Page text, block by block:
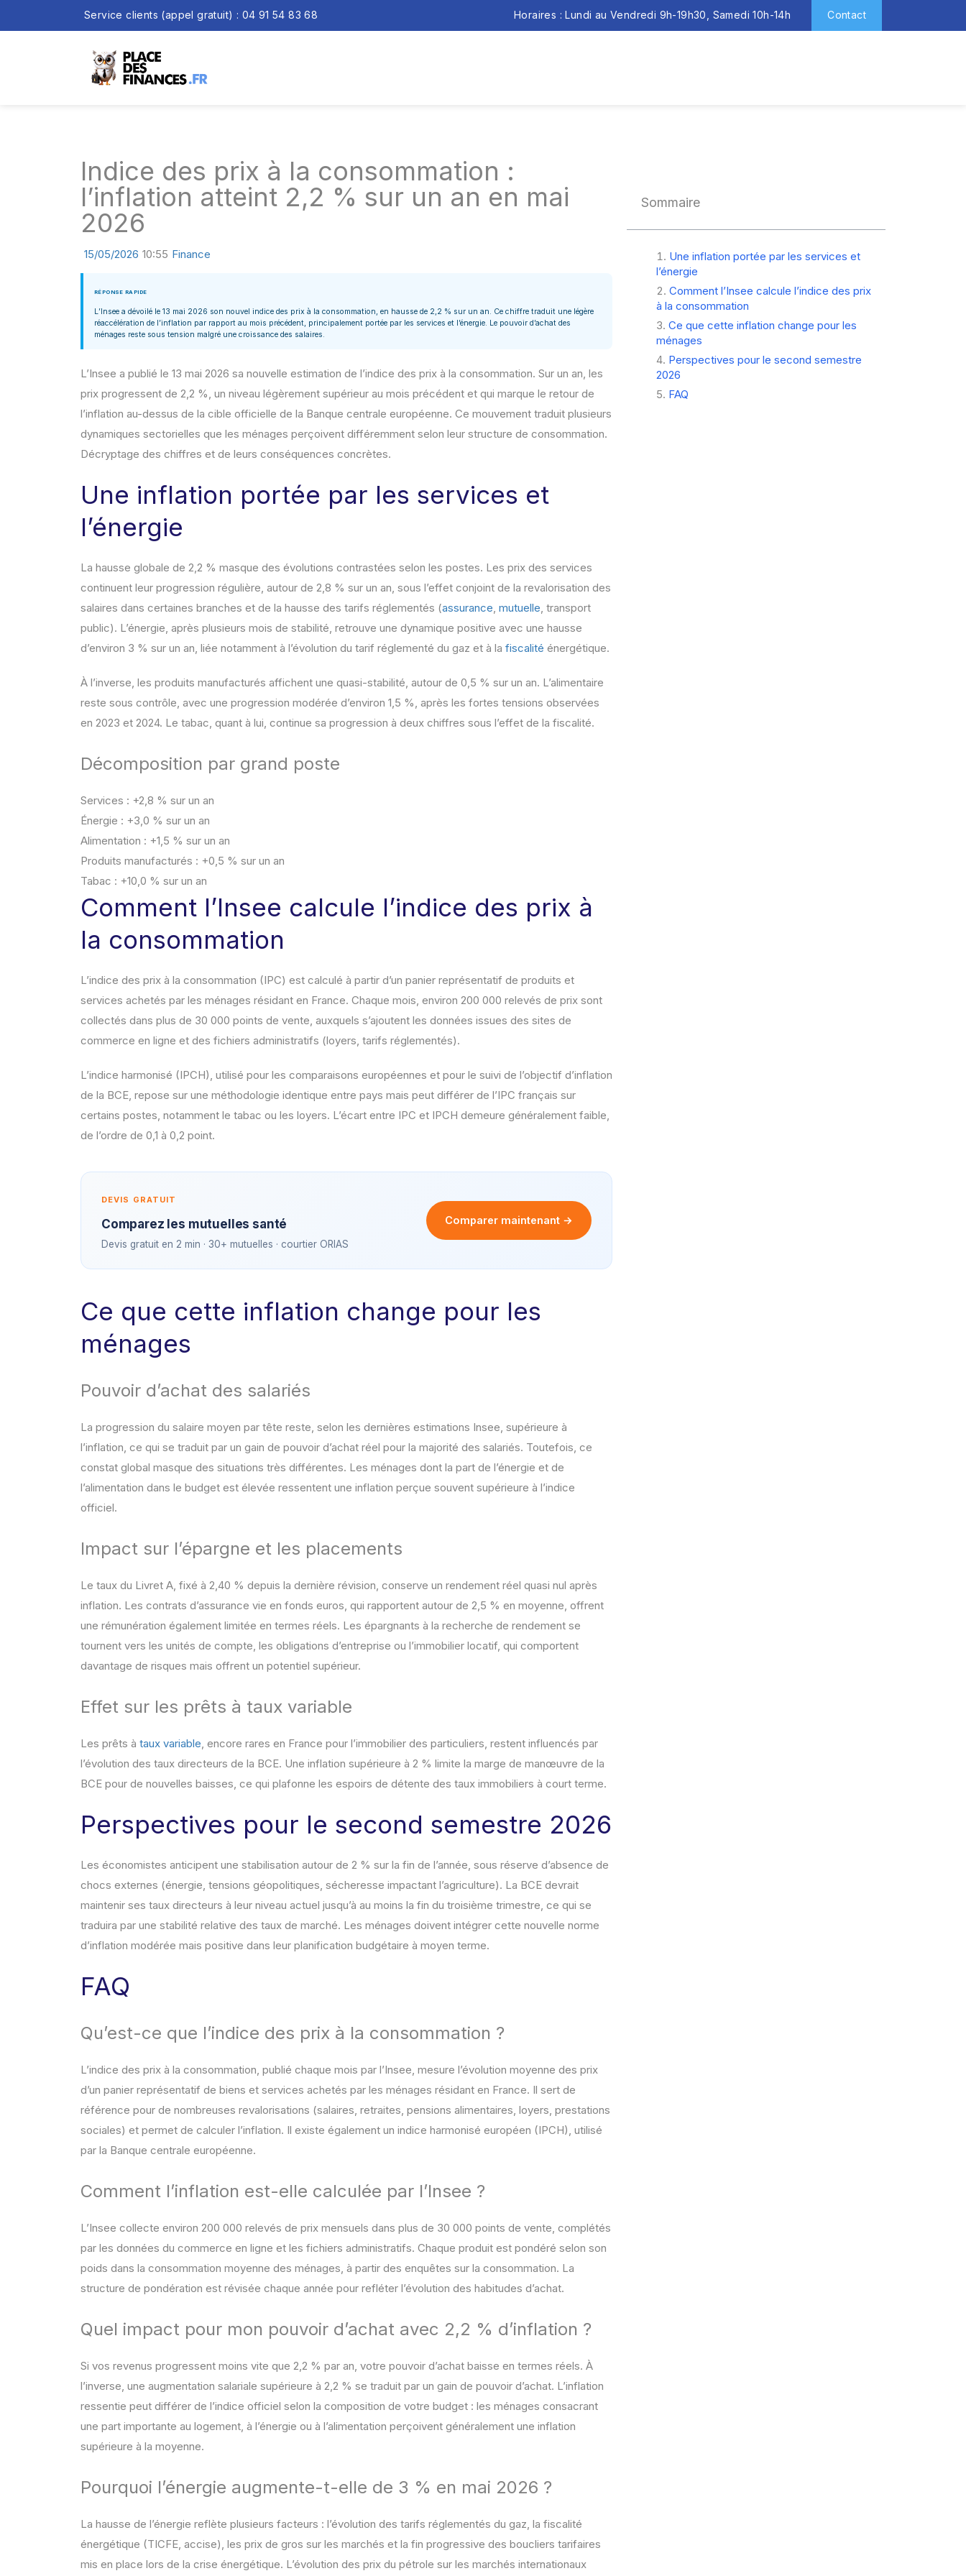
Service clients (appel gratuit) : 04 91 54 83 68 Horaires : Lundi au Vendredi 9h-19h30, Samedi 10h-14h Contact
Indice des prix à la consommation :
l’inflation atteint 2,2 % sur un an en mai
2026
15/05/2026 10:55 Finance
RÉPONSE RAPIDE
L’Insee a dévoilé le 13 mai 2026 son nouvel indice des prix à la consommation, en hausse de 2,2 % sur un an. Ce chiffre traduit une légère
réaccélération de l’inflation par rapport au mois précédent, principalement portée par les services et l’énergie. Le pouvoir d’achat des
ménages reste sous tension malgré une croissance des salaires.
L’Insee a publié le 13 mai 2026 sa nouvelle estimation de l’indice des prix à la consommation. Sur un an, les
prix progressent de 2,2 %, un niveau légèrement supérieur au mois précédent et qui marque le retour de
l’inflation au-dessus de la cible officielle de la Banque centrale européenne. Ce mouvement traduit plusieurs
dynamiques sectorielles que les ménages perçoivent différemment selon leur structure de consommation.
Décryptage des chiffres et de leurs conséquences concrètes.
Une inflation portée par les services et
l’énergie
La hausse globale de 2,2 % masque des évolutions contrastées selon les postes. Les prix des services
continuent leur progression régulière, autour de 2,8 % sur un an, sous l’effet conjoint de la revalorisation des
salaires dans certaines branches et de la hausse des tarifs réglementés (assurance, mutuelle, transport
public). L’énergie, après plusieurs mois de stabilité, retrouve une dynamique positive avec une hausse
d’environ 3 % sur un an, liée notamment à l’évolution du tarif réglementé du gaz et à la fiscalité énergétique.
À l’inverse, les produits manufacturés affichent une quasi-stabilité, autour de 0,5 % sur un an. L’alimentaire
reste sous contrôle, avec une progression modérée d’environ 1,5 %, après les fortes tensions observées
en 2023 et 2024. Le tabac, quant à lui, continue sa progression à deux chiffres sous l’effet de la fiscalité.
Décomposition par grand poste
Services : +2,8 % sur un an
Énergie : +3,0 % sur un an
Alimentation : +1,5 % sur un an
Produits manufacturés : +0,5 % sur un an
Tabac : +10,0 % sur un an
Comment l’Insee calcule l’indice des prix à
la consommation
L’indice des prix à la consommation (IPC) est calculé à partir d’un panier représentatif de produits et
services achetés par les ménages résidant en France. Chaque mois, environ 200 000 relevés de prix sont
collectés dans plus de 30 000 points de vente, auxquels s’ajoutent les données issues des sites de
commerce en ligne et des fichiers administratifs (loyers, tarifs réglementés).
L’indice harmonisé (IPCH), utilisé pour les comparaisons européennes et pour le suivi de l’objectif d’inflation
de la BCE, repose sur une méthodologie identique entre pays mais peut différer de l’IPC français sur
certains postes, notamment le tabac ou les loyers. L’écart entre IPC et IPCH demeure généralement faible,
de l’ordre de 0,1 à 0,2 point.
DEVIS GRATUIT
Comparez les mutuelles santé
Devis gratuit en 2 min · 30+ mutuelles · courtier ORIAS
Comparer maintenant →
Ce que cette inflation change pour les
ménages
Pouvoir d’achat des salariés
La progression du salaire moyen par tête reste, selon les dernières estimations Insee, supérieure à
l’inflation, ce qui se traduit par un gain de pouvoir d’achat réel pour la majorité des salariés. Toutefois, ce
constat global masque des situations très différentes. Les ménages dont la part de l’énergie et de
l’alimentation dans le budget est élevée ressentent une inflation perçue souvent supérieure à l’indice
officiel.
Impact sur l’épargne et les placements
Le taux du Livret A, fixé à 2,40 % depuis la dernière révision, conserve un rendement réel quasi nul après
inflation. Les contrats d’assurance vie en fonds euros, qui rapportent autour de 2,5 % en moyenne, offrent
une rémunération également limitée en termes réels. Les épargnants à la recherche de rendement se
tournent vers les unités de compte, les obligations d’entreprise ou l’immobilier locatif, qui comportent
davantage de risques mais offrent un potentiel supérieur.
Effet sur les prêts à taux variable
Les prêts à taux variable, encore rares en France pour l’immobilier des particuliers, restent influencés par
l’évolution des taux directeurs de la BCE. Une inflation supérieure à 2 % limite la marge de manœuvre de la
BCE pour de nouvelles baisses, ce qui plafonne les espoirs de détente des taux immobiliers à court terme.
Perspectives pour le second semestre 2026
Les économistes anticipent une stabilisation autour de 2 % sur la fin de l’année, sous réserve d’absence de
chocs externes (énergie, tensions géopolitiques, sécheresse impactant l’agriculture). La BCE devrait
maintenir ses taux directeurs à leur niveau actuel jusqu’à au moins la fin du troisième trimestre, ce qui se
traduira par une stabilité relative des taux de marché. Les ménages doivent intégrer cette nouvelle norme
d’inflation modérée mais positive dans leur planification budgétaire à moyen terme.
FAQ
Qu’est-ce que l’indice des prix à la consommation ?
L’indice des prix à la consommation, publié chaque mois par l’Insee, mesure l’évolution moyenne des prix
d’un panier représentatif de biens et services achetés par les ménages résidant en France. Il sert de
référence pour de nombreuses revalorisations (salaires, retraites, pensions alimentaires, loyers, prestations
sociales) et permet de calculer l’inflation. Il existe également un indice harmonisé européen (IPCH), utilisé
par la Banque centrale européenne.
Comment l’inflation est-elle calculée par l’Insee ?
L’Insee collecte environ 200 000 relevés de prix mensuels dans plus de 30 000 points de vente, complétés
par les données du commerce en ligne et les fichiers administratifs. Chaque produit est pondéré selon son
poids dans la consommation moyenne des ménages, à partir des enquêtes sur la consommation. La
structure de pondération est révisée chaque année pour refléter l’évolution des habitudes d’achat.
Quel impact pour mon pouvoir d’achat avec 2,2 % d’inflation ?
Si vos revenus progressent moins vite que 2,2 % par an, votre pouvoir d’achat baisse en termes réels. À
l’inverse, une augmentation salariale supérieure à 2,2 % se traduit par un gain de pouvoir d’achat. L’inflation
ressentie peut différer de l’indice officiel selon la composition de votre budget : les ménages consacrant
une part importante au logement, à l’énergie ou à l’alimentation perçoivent généralement une inflation
supérieure à la moyenne.
Pourquoi l’énergie augmente-t-elle de 3 % en mai 2026 ?
La hausse de l’énergie reflète plusieurs facteurs : l’évolution des tarifs réglementés du gaz, la fiscalité
énergétique (TICFE, accise), les prix de gros sur les marchés et la fin progressive des boucliers tarifaires
mis en place lors de la crise énergétique. L’évolution des prix du pétrole sur les marchés internationaux
Sommaire
Une inflation portée par les services et
l’énergie
Comment l’Insee calcule l’indice des prix
à la consommation
Ce que cette inflation change pour les
ménages
Perspectives pour le second semestre
2026
FAQ